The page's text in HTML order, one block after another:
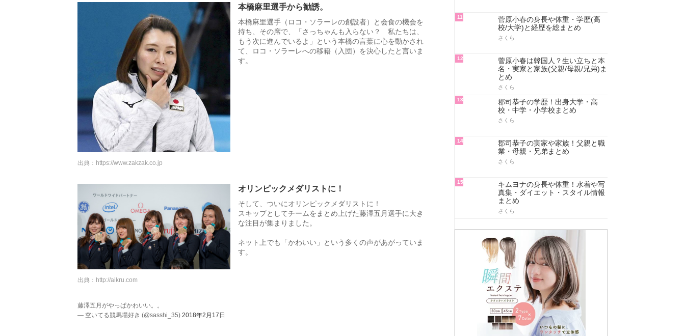
本橋麻里選手から勧誘。
本橋麻里選手（ロコ・ソラーレの創設者）と会食の機会を
持ち、その席で、「さっちゃんも入らない？ 私たちは、
もう次に進んでいるよ」という本橋の言葉に心を動かされ
て、ロコ・ソラーレへの移籍（入団）を決心したと言いま
す。
出典： https://www.zakzak.co.jp
オリンピックメダリストに！
そして、ついにオリンピックメダリストに！
スキップとしてチームをまとめ上げた藤澤五月選手に大き
な注目が集まりました。
ネット上でも「かわいい」という多くの声があがっていま
す。
出典： http://aikru.com
藤澤五月がやっぱかわいい。。
— 空いてる競馬場好き (@sasshi_35) 2018年2月17日
11
菅原小春の身長や体重・学歴(高
校/大学)と経歴を総まとめ
さくら
12
菅原小春は韓国人？生い立ちと本
名・実家と家族(父親/母親/兄弟)ま
とめ
さくら
13
郡司恭子の学歴！出身大学・高
校・中学・小学校まとめ
さくら
14
郡司恭子の実家や家族！父親と職
業・母親・兄弟まとめ
さくら
15
キムヨナの身長や体重！水着や写
真集・ダイエット・スタイル情報
まとめ
さくら